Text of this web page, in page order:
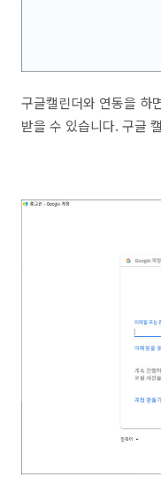
구글캘린더와 연동을 하
받을 수 있습니다. 구글